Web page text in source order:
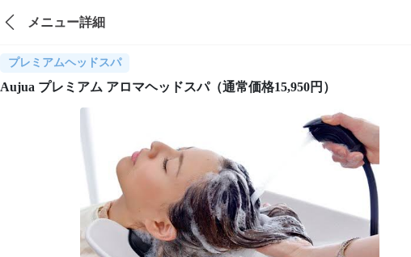
メニュー詳細
プレミアムヘッドスパ
Aujua プレミアム アロマヘッドスパ（通常価格15,950円）